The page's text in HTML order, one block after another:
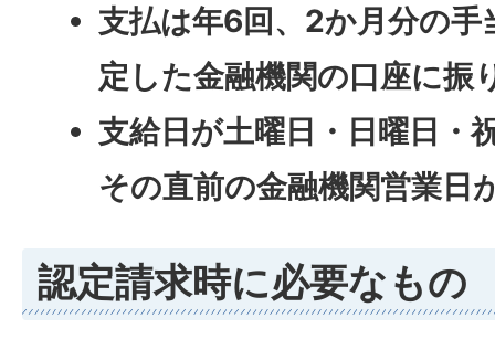
支払は年6回、2か月分の
定した金融機関の口座に振
支給日が土曜日・日曜日・
その直前の金融機関営業日
認定請求時に必要なもの